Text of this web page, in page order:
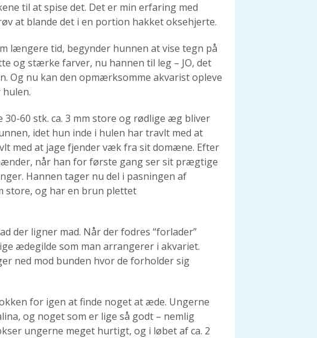
til at spise det. Det er min erfaring med
at blande det i en portion hakket oksehjerte.
længere tid, begynder hunnen at vise tegn på
og stærke farver, nu hannen til leg – JO, det
Og nu kan den opmærksomme akvarist opleve
60 stk. ca. 3 mm store og rødlige æg bliver
idet hun inde i hulen har travlt med at
med at jage fjender væk fra sit domæne. Efter
når han for første gang ser sit prægtige
Hannen tager nu del i pasningen af
store, og har en brun plettet
der ligner mad. Når der fodres “forlader”
ædegilde som man arrangerer i akvariet.
ned mod bunden hvor de forholder sig
for igen at finde noget at æde. Ungerne
og noget som er lige så godt – nemlig
ungerne meget hurtigt, og i løbet af ca. 2